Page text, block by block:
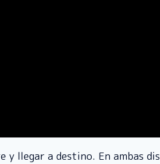
y llegar a destino. En ambas